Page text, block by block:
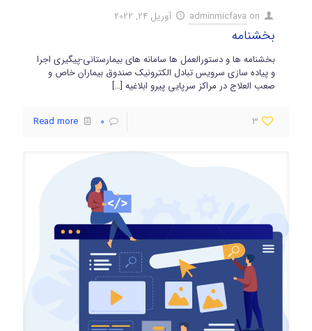
adminmicfava on آوریل 24, 2022
بخشنامه
بخشنامه ها و دستورالعمل ها سامانه های بیمارستانی-پیگیری اجرا
و پیاده سازی سرویس تبادل الکترونیک صندوق بیماران خاص و
صعب العلاج در مراکز سرپایی پیرو ابلاغیه […]
3
0
Read more